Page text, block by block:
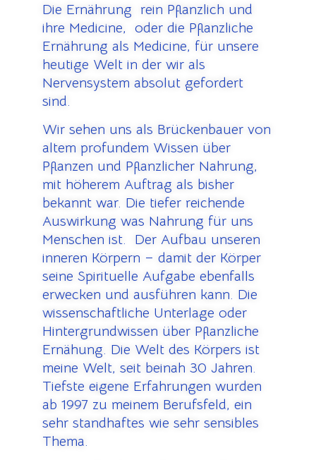
Die Ernährung rein Pflanzlich und
ihre Medicine, oder die Pflanzliche
Ernährung als Medicine, für unsere
heutige Welt in der wir als
Nervensystem absolut gefordert
sind.
Wir sehen uns als Brückenbauer von
altem profundem Wissen über
Pflanzen und Pflanzlicher Nahrung,
mit höherem Auftrag als bisher
bekannt war. Die tiefer reichende
Auswirkung was Nahrung für uns
Menschen ist. Der Aufbau unseren
inneren Körpern – damit der Körper
seine Spirituelle Aufgabe ebenfalls
erwecken und ausführen kann. Die
wissenschaftliche Unterlage oder
Hintergrundwissen über Pflanzliche
Ernähung. Die Welt des Körpers ist
meine Welt, seit beinah 30 Jahren.
Tiefste eigene Erfahrungen wurden
ab 1997 zu meinem Berufsfeld, ein
sehr standhaftes wie sehr sensibles
Thema.